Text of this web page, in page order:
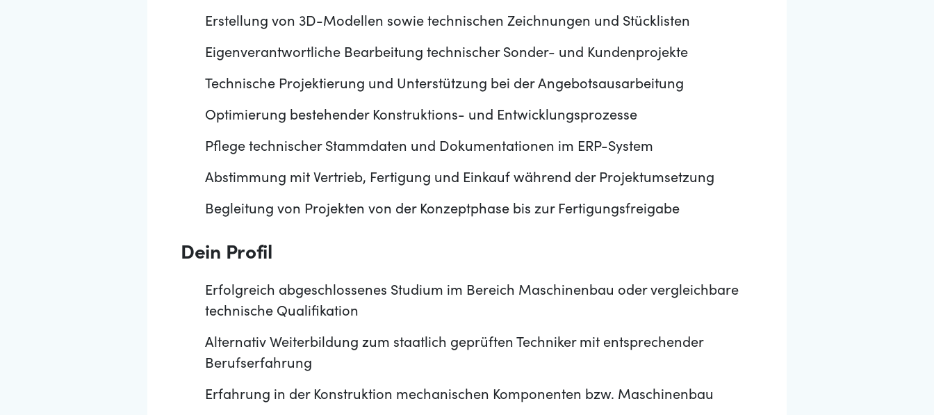
Erstellung von 3D-Modellen sowie technischen Zeichnungen und Stücklisten
Eigenverantwortliche Bearbeitung technischer Sonder- und Kundenprojekte
Technische Projektierung und Unterstützung bei der Angebotsausarbeitung
Optimierung bestehender Konstruktions- und Entwicklungsprozesse
Pflege technischer Stammdaten und Dokumentationen im ERP-System
Abstimmung mit Vertrieb, Fertigung und Einkauf während der Projektumsetzung
Begleitung von Projekten von der Konzeptphase bis zur Fertigungsfreigabe
Dein Profil
Erfolgreich abgeschlossenes Studium im Bereich Maschinenbau oder vergleichbare
technische Qualifikation
Alternativ Weiterbildung zum staatlich geprüften Techniker mit entsprechender
Berufserfahrung
Erfahrung in der Konstruktion mechanischen Komponenten bzw. Maschinenbau